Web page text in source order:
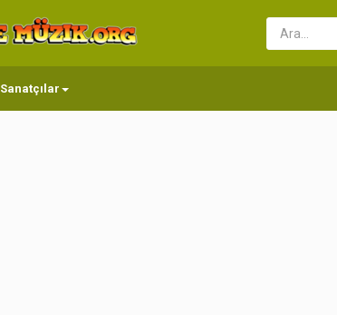
Sanatçılar